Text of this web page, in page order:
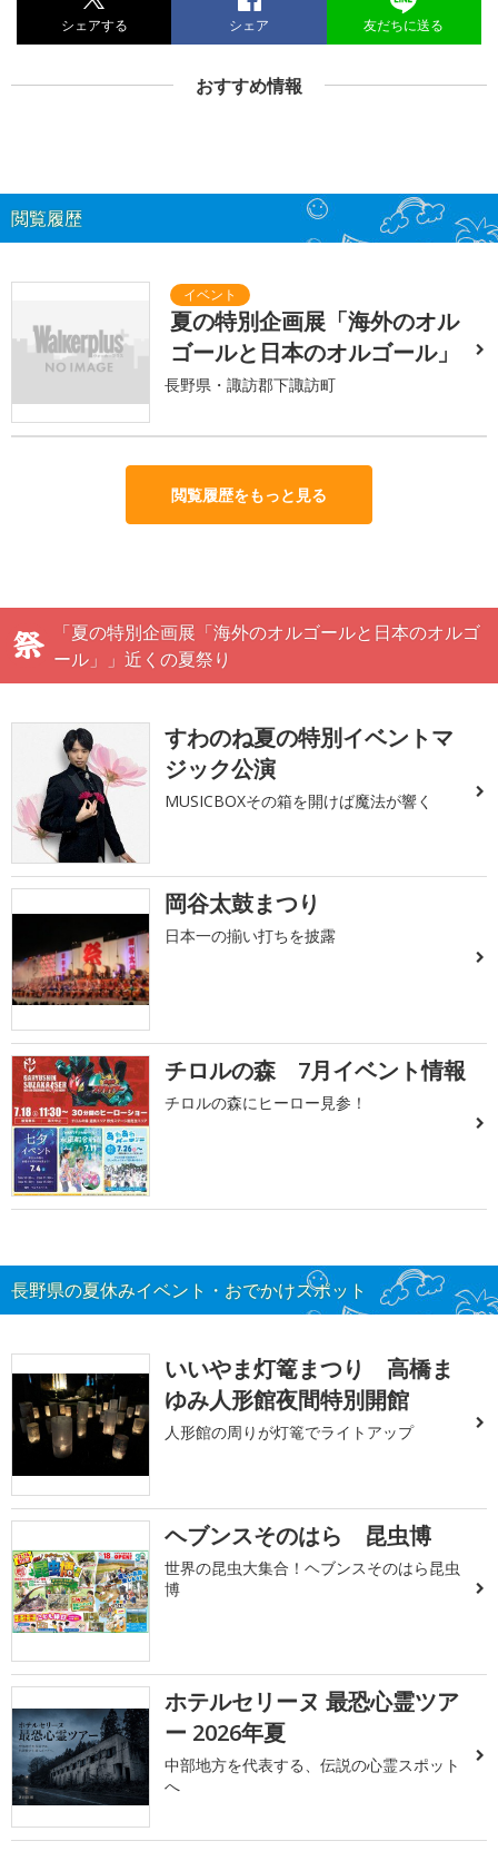
シェアする シェア 友だちに送る
おすすめ情報
閲覧履歴
夏の特別企画展「海外のオル
ゴールと日本のオルゴール」
長野県・諏訪郡下諏訪町
閲覧履歴をもっと見る
「夏の特別企画展「海外のオルゴールと日本のオルゴ
ール」」近くの夏祭り
すわのね夏の特別イベントマ
ジック公演
MUSICBOXその箱を開けば魔法が響く
岡谷太鼓まつり
日本一の揃い打ちを披露
チロルの森 7月イベント情報
チロルの森にヒーロー見参！
長野県の夏休みイベント・おでかけスポット
いいやま灯篭まつり 高橋ま
ゆみ人形館夜間特別開館
人形館の周りが灯篭でライトアップ
ヘブンスそのはら 昆虫博
世界の昆虫大集合！ヘブンスそのはら昆虫
博
ホテルセリーヌ 最恐心霊ツア
ー 2026年夏
中部地方を代表する、伝説の心霊スポット
へ